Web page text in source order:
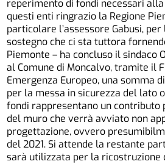
reperimento di fondi necessari
questi enti ringrazio la Regione
particolare l’assessore Gabusi,
sostegno che ci sta tuttora
Piemonte – ha concluso il sindaco
al Comune di Moncalvo, tramite il
Emergenza Europeo, una somma
per la messa in sicurezza del lato
fondi rappresentano un contributo
del muro che verrà avviato non
progettazione, ovvero
del 2021. Si attende la restante
sarà utilizzata per la ricostruzione